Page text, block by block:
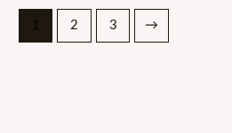
1 2 3 →